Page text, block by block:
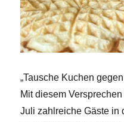
„Tausche Kuchen
Mit diesem
Juli zahlreiche Gäste in